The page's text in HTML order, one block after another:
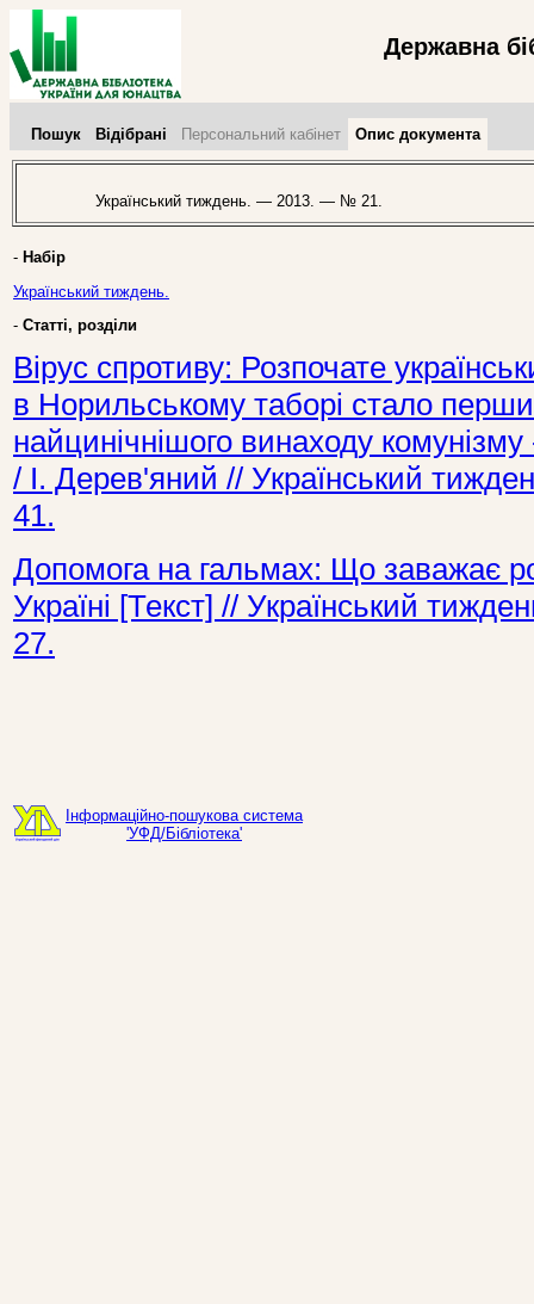
Державна
Пошук Відібрані Персональний кабінет Опис документа
Український тиждень. — 2013. — № 21.
- Набір
Український тиждень.
- Статті, розділи
Вірус спротиву: Розпочате
в Норильському таборі стало
найцинічнішого винаходу
/ І. Дерев'яний // Український
41.
Допомога на гальмах: Що заважає
Україні [Текст] // Український
27.
Інформаційно-пошукова система
'УФД/Бібліотека'